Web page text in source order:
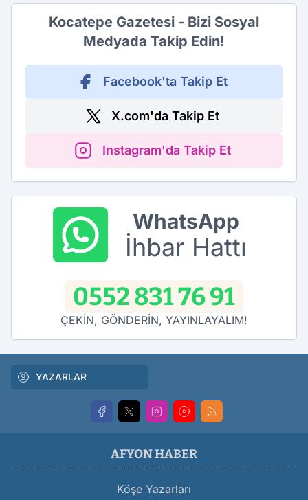
Kocatepe Gazetesi - Bizi Sosyal
Medyada Takip Edin!
Facebook'ta Takip Et
X.com'da Takip Et
Instagram'da Takip Et
WhatsApp
İhbar Hattı
0552 831 76 91
ÇEKİN, GÖNDERİN, YAYINLAYALIM!
YAZARLAR
AFYON HABER
Köşe Yazarları